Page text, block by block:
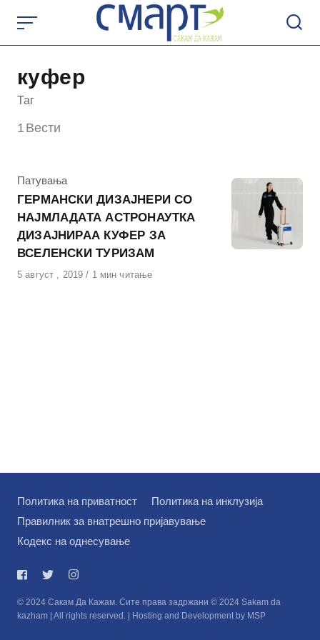
content
куфер
Таг
1 Вести
КАтегорија
Патувања
ГЕРМАНСКИ ДИЗАЈНЕРИ СО
НАЈМЛАДАТА АСТРОНАУТКА
ДИЗАЈНИРАА КУФЕР ЗА
ВСЕЛЕНСКИ ТУРИЗАМ
Објавено
5 август , 2019 1 мин читање
Политика на приватност
Политика на инклузија
Правилник за внатрешно пријавување
Кодекс на однесување
© 2024 Сакам Да Кажам. Сите права задржани © 2024 Sakam da
kazham | All rights reserved. | Hosting and Development by MSP